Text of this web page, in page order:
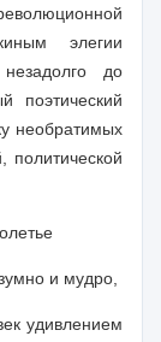
элегии
до
поэтический
необратимых